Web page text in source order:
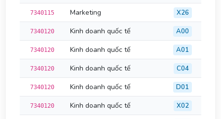
7340115 Marketing X26
7340120 Kinh doanh quốc tế A00
7340120 Kinh doanh quốc tế A01
7340120 Kinh doanh quốc tế C04
7340120 Kinh doanh quốc tế D01
7340120 Kinh doanh quốc tế X02